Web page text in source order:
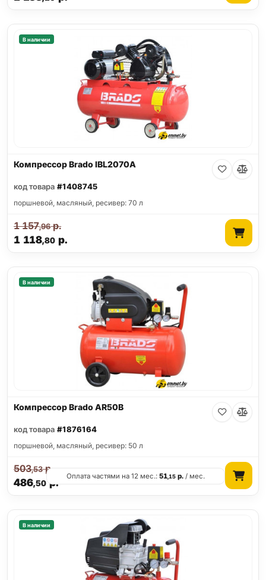
В наличии
Компрессор Brado IBL2070A
код товара #1408745
поршневой, масляный, ресивер: 70 л
1 118,80 р.
1 157,96р.
В наличии
Компрессор Brado AR50B
код товара #1876164
поршневой, масляный, ресивер: 50 л
486,50р.
503,53р.
Оплата частями на 12 мес.:51,15 р. / мес.
В наличии